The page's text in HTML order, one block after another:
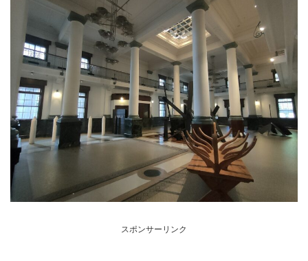
スポンサーリンク